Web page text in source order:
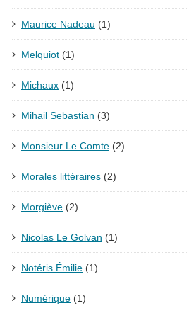
Maurice Nadeau (1)
Melquiot (1)
Michaux (1)
Mihail Sebastian (3)
Monsieur Le Comte (2)
Morales littéraires (2)
Morgiève (2)
Nicolas Le Golvan (1)
Notéris Émilie (1)
Numérique (1)